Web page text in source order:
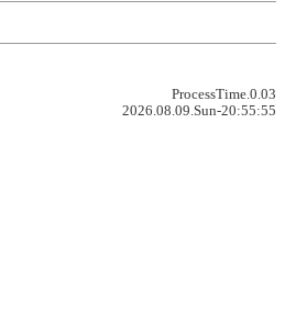
ProcessTime.0.03
2026.08.09.Sun-20:55:55